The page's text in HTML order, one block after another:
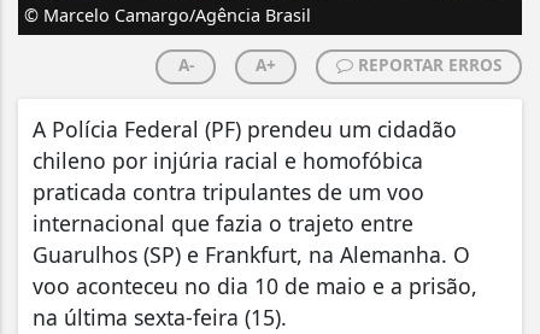
© Marcelo Camargo/Agência Brasil
A- A+ REPORTAR ERROS
A Polícia Federal (PF) prendeu um cidadão
chileno por injúria racial e homofóbica
praticada contra tripulantes de um voo
internacional que fazia o trajeto entre
Guarulhos (SP) e Frankfurt, na Alemanha. O
voo aconteceu no dia 10 de maio e a prisão,
na última sexta-feira (15).